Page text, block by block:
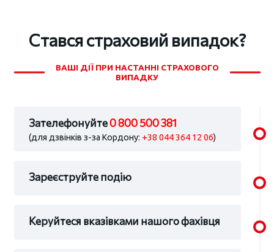
Стався страховий випадок?
ВАШІ ДІЇ ПРИ НАСТАННІ СТРАХОВОГО
ВИПАДКУ
Зателефонуйте0 800 500 381
(для дзвінків з-за Кордону: +38 044 364 12 06)
Зареєструйте подію
Керуйтеся вказівками нашого фахівця